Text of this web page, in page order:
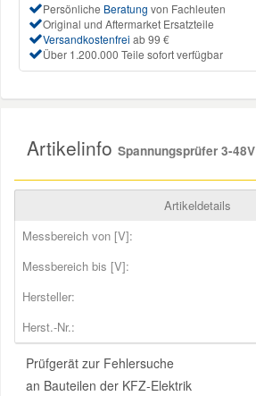
Persönliche Beratung von Fachleuten
Original und Aftermarket Ersatzteile
Versandkostenfrei ab 99 €
Über 1.200.000 Teile sofort verfügbar
Artikelinfo Spannungsprüfer 3-48V
Artikeldetails
Messbereich von [V]:
Messbereich bis [V]:
Hersteller:
Herst.-Nr.:
Prüfgerät zur Fehlersuche
an Bauteilen der KFZ-Elektrik
Lancia Ersatzteile
Nissan Ersatzteile
Porsche Ersatzteile
Seat Ersatzteile